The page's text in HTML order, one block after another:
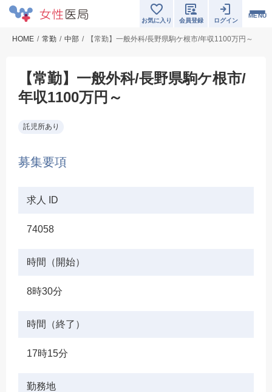
MENU
お気に入り 会員登録 ログイン
HOME 常勤 中部 【常勤】一般外科/長野県駒ケ根市/年収1100万円～
【常勤】一般外科/長野県駒ケ根市/
年収1100万円～
託児所あり
募集要項
求人 ID
74058
時間（開始）
8時30分
時間（終了）
17時15分
勤務地